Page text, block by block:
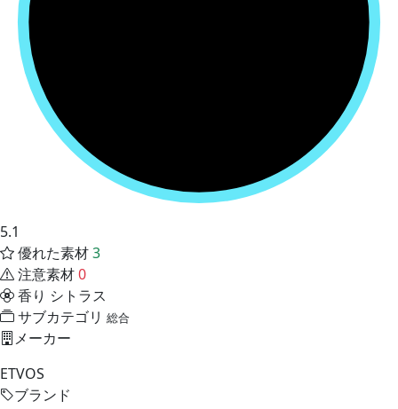
5.1
優れた素材3
注意素材0
香り シトラス
サブカテゴリ 総合
メーカー
ETVOS
ブランド